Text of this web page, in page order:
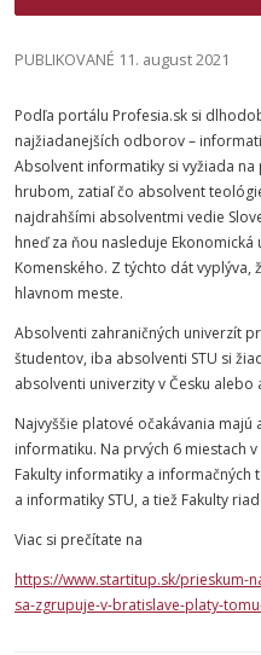
PUBLIKOVANÉ 11. august 2021
Podľa portálu Profesia.sk si
najžiadanejších odborov –
Absolvent informatiky si vyžiada
hrubom, zatiaľ čo absolvent
najdrahšími absolventmi vedie
hneď za ňou nasleduje
Komenského. Z týchto dát vyplýva,
hlavnom meste.
Absolventi zahraničných univerzít
študentov, iba absolventi STU si
absolventi univerzity v Česku alebo
Najvyššie platové očakávania
informatiku. Na prvých 6 miestach
Fakulty informatiky a informačných
a informatiky STU, a tiež Fakulty
Viac si prečítate na
https://www.startitup.sk/prieskum-
sa-zgrupuje-v-bratislave-platy-